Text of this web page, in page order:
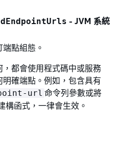
- JVM 系統
點組態。
都會使用程式碼中或服務
確端點。例如，包含具有
url 命令列參數或將
構函式，一律會生效。